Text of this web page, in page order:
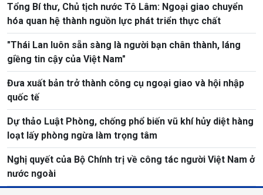
Tổng Bí thư, Chủ tịch nước Tô Lâm: Ngoại giao chuyển
hóa quan hệ thành nguồn lực phát triển thực chất
"Thái Lan luôn sẵn sàng là người bạn chân thành, láng
giềng tin cậy của Việt Nam"
Đưa xuất bản trở thành công cụ ngoại giao và hội nhập
quốc tế
Dự thảo Luật Phòng, chống phổ biến vũ khí hủy diệt hàng
loạt lấy phòng ngừa làm trọng tâm
Nghị quyết của Bộ Chính trị về công tác người Việt Nam ở
nước ngoài